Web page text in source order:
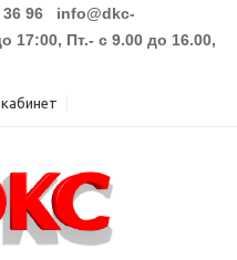
36 96 info@dkc-
17:00, Пт.- с 9.00 до 16.00,